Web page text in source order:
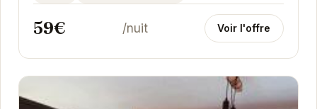
59€ /nuit Voir l'offre